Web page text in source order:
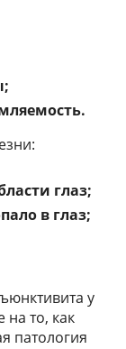
глаз;
в глаз;
у
то, как
патология